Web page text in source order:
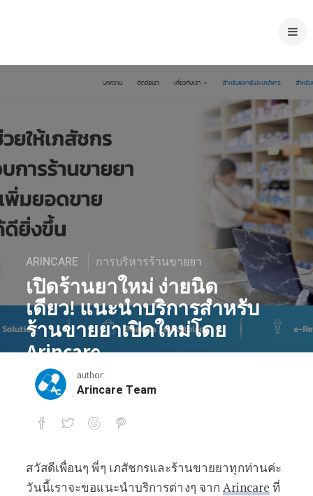
ARINCARE การบริหารร้านขายยา
เปิดร้านยาใหม่ ง่ายนิด
เดียว! แนะนำบริการสำหรับ
ร้านขายยาเปิดใหม่โดย
Arincare
March 1, 2020author:
Arincare Team
เปิดร้านยาใหม่ ง่ายนิดเดียว! แนะนำบริก
สวัสดีเพื่อนๆ พี่ๆ เภสัชกรและร้านขายยาทุกท่านค่ะ
วันนี้เราจะขอแนะนำบริการต่างๆ จากArincare ที่